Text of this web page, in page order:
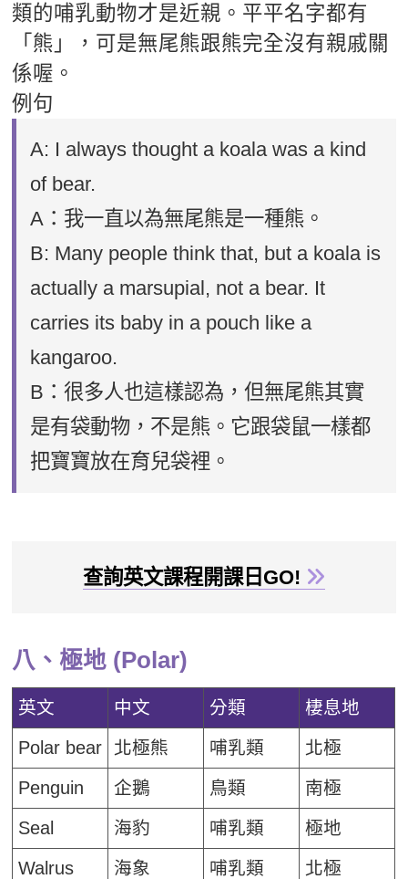
類的哺乳動物才是近親。平平名字都有
「熊」，可是無尾熊跟熊完全沒有親戚關
係喔。
例句
A: I always thought a koala was a kind
of bear.
A：我一直以為無尾熊是一種熊。
B: Many people think that, but a koala is
actually a marsupial, not a bear. It
carries its baby in a pouch like a
kangaroo.
B：很多人也這樣認為，但無尾熊其實
是有袋動物，不是熊。它跟袋鼠一樣都
把寶寶放在育兒袋裡。
查詢英文課程開課日GO!
八、極地 (Polar)
英文 中文 分類
棲息地
Polar bear
北極熊 哺乳類
北極
Penguin
企鵝 鳥類
南極
Seal
海豹 哺乳類
極地
Walrus
海象 哺乳類 北極